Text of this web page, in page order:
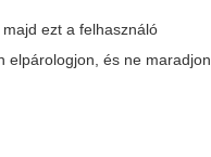
ezt a felhasználó
elpárologjon, és ne maradjon